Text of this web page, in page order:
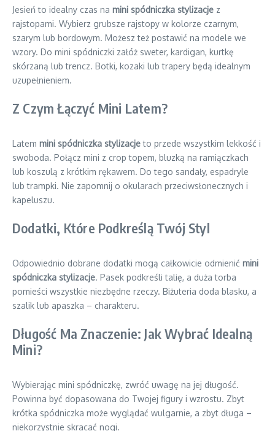
Jesień to idealny czas na mini spódniczka stylizacje z
rajstopami. Wybierz grubsze rajstopy w kolorze czarnym,
szarym lub bordowym. Możesz też postawić na modele we
wzory. Do mini spódniczki załóż sweter, kardigan, kurtkę
skórzaną lub trencz. Botki, kozaki lub trapery będą idealnym
uzupełnieniem.
Z Czym Łączyć Mini Latem?
Latem mini spódniczka stylizacjeto przede wszystkim lekkość i
swoboda. Połącz mini z crop topem, bluzką na ramiączkach
lub koszulą z krótkim rękawem. Do tego sandały, espadryle
lub trampki. Nie zapomnij o okularach przeciwsłonecznych i
kapeluszu.
Dodatki, Które Podkreślą Twój Styl
Odpowiednio dobrane dodatki mogą całkowicie odmienić mini
spódniczka stylizacje. Pasek podkreśli talię, a duża torba
pomieści wszystkie niezbędne rzeczy. Biżuteria doda blasku, a
szalik lub apaszka – charakteru.
Długość Ma Znaczenie: Jak Wybrać Idealną
Mini?
Wybierając mini spódniczkę, zwróć uwagę na jej długość.
Powinna być dopasowana do Twojej figury i wzrostu. Zbyt
krótka spódniczka może wyglądać wulgarnie, a zbyt długa –
niekorzystnie skracać nogi.